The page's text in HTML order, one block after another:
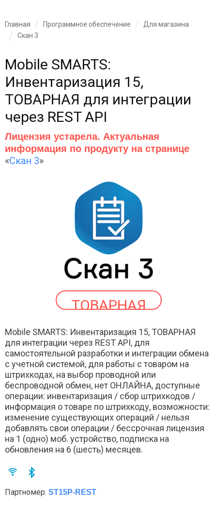
Главная Программное обеспечение
Для магазина
Скан 3
Mobile SMARTS:
Инвентаризация 15,
ТОВАРНАЯ для интеграции
через REST API
Лицензия устарела. Актуальная
информация по продукту на странице
«Скан 3»
ТОВАРНАЯ
Mobile SMARTS: Инвентаризация 15, ТОВАРНАЯ
для интеграции через REST API, для
самостоятельной разработки и интеграции обмена
с учетной системой, для работы с товаром на
штрихкодах, на выбор проводной или
беспроводной обмен, нет ОНЛАЙНА, доступные
операции: инвентаризация / сбор штрихкодов /
информация о товаре по штрихкоду, возможности:
изменение существующих операций / нельзя
добавлять свои операции / бессрочная лицензия
на 1 (одно) моб. устройство, подписка на
обновления на 6 (шесть) месяцев.
Партномер: ST15P-REST